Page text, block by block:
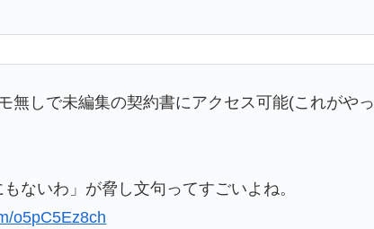
無しで未編集の契約書にアクセス可能(これがやっ
ないわ」が脅し文句ってすごいよね。
o5pC5Ez8ch